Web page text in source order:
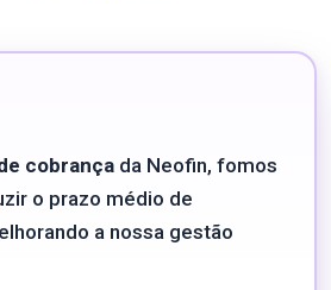
cobrançada Neofin, fomos
o prazo médio de
a nossa gestão